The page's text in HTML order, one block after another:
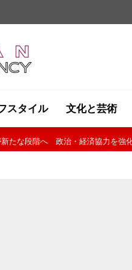
スタイル 文化と芸術
死亡、30人以上負傷..